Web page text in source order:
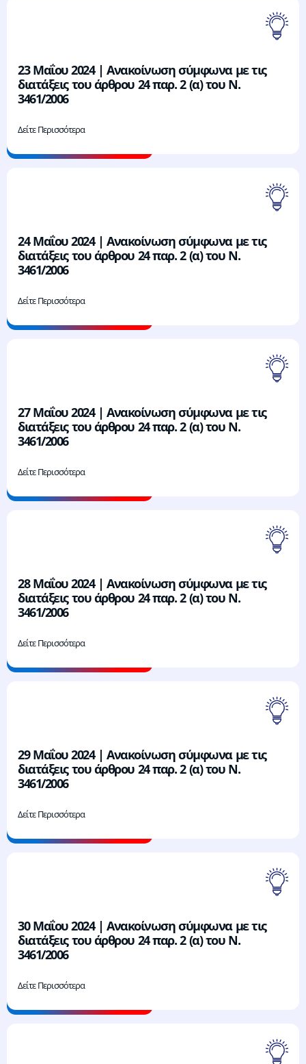
23 Μαΐου 2024 | Ανακοίνωση σύμφωνα με τις
διατάξεις του άρθρου 24 παρ. 2 (α) του Ν.
3461/2006
Δείτε Περισσότερα
24 Μαΐου 2024 | Ανακοίνωση σύμφωνα με τις
διατάξεις του άρθρου 24 παρ. 2 (α) του Ν.
3461/2006
Δείτε Περισσότερα
27 Μαΐου 2024 | Ανακοίνωση σύμφωνα με τις
διατάξεις του άρθρου 24 παρ. 2 (α) του Ν.
3461/2006
Δείτε Περισσότερα
28 Μαΐου 2024 | Ανακοίνωση σύμφωνα με τις
διατάξεις του άρθρου 24 παρ. 2 (α) του Ν.
3461/2006
Δείτε Περισσότερα
29 Μαΐου 2024 | Ανακοίνωση σύμφωνα με τις
διατάξεις του άρθρου 24 παρ. 2 (α) του Ν.
3461/2006
Δείτε Περισσότερα
30 Μαΐου 2024 | Ανακοίνωση σύμφωνα με τις
διατάξεις του άρθρου 24 παρ. 2 (α) του Ν.
3461/2006
Δείτε Περισσότερα